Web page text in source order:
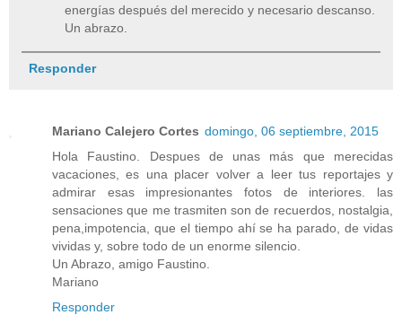
energías después del merecido y necesario descanso.
Un abrazo.
Responder
Mariano Calejero Cortes domingo, 06 septiembre, 2015
Hola Faustino. Despues de unas más que merecidas
vacaciones, es una placer volver a leer tus reportajes y
admirar esas impresionantes fotos de interiores. las
sensaciones que me trasmiten son de recuerdos, nostalgia,
pena,impotencia, que el tiempo ahí se ha parado, de vidas
vividas y, sobre todo de un enorme silencio.
Un Abrazo, amigo Faustino.
Mariano
Responder